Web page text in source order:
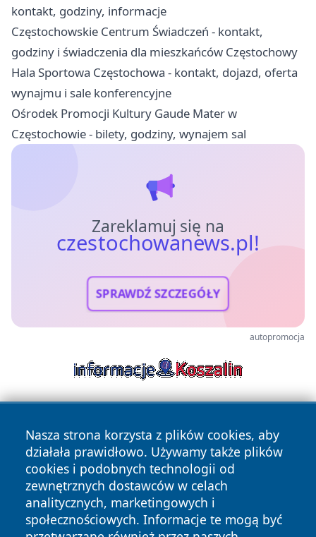
kontakt, godziny, informacje
Częstochowskie Centrum Świadczeń - kontakt,
godziny i świadczenia dla mieszkańców Częstochowy
Hala Sportowa Częstochowa - kontakt, dojazd, oferta
wynajmu i sale konferencyjne
Ośrodek Promocji Kultury Gaude Mater w
Częstochowie - bilety, godziny, wynajem sal
Zareklamuj się na
czestochowanews.pl!
SPRAWDŹ SZCZEGÓŁY
autopromocja
Nasza strona korzysta z plików cookies, aby
działała prawidłowo. Używamy także plików
cookies i podobnych technologii od
zewnętrznych dostawców w celach
analitycznych, marketingowych i
społecznościowych. Informacje te mogą być
Copyright © 2026 czestochowanews.pl Wszystkie prawa
zastrzeżone.